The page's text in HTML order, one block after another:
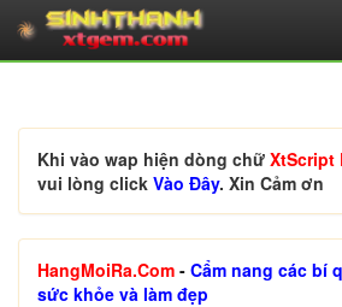
Khi vào wap hiện dòng chữ XtScript
vui lòng click Vào Đây. Xin Cảm ơn
HangMoiRa.Com - Cẩm nang các bí
sức khỏe và làm đẹp